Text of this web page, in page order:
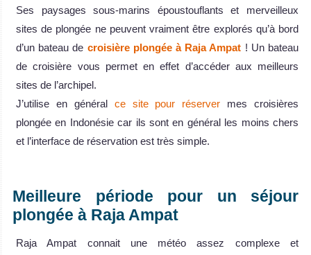
Ses paysages sous-marins époustouflants et merveilleux
sites de plongée ne peuvent vraiment être explorés qu’à bord
d’un bateau de croisière plongée à Raja Ampat ! Un bateau
de croisière vous permet en effet d’accéder aux meilleurs
sites de l’archipel.
J’utilise en général ce site pour réserver mes croisières
plongée en Indonésie car ils sont en général les moins chers
et l’interface de réservation est très simple.
Meilleure période pour un séjour
plongée à Raja Ampat
Raja Ampat connait une météo assez complexe et